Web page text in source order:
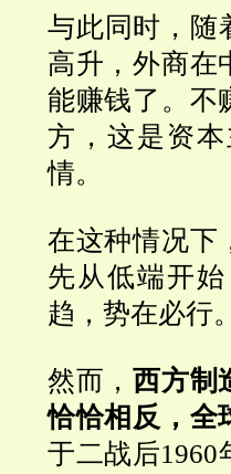
与此同时，随
高升，外商在
能赚钱了。不
方，这是资
情。
在这种情况下
先从低端开
趋，势在必行。
然而，西方制
恰恰相反，全
于二战后1960